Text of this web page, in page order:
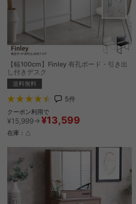
【幅100cm】Finley 有孔ボード・引き出
し付きデスク
送料無料
5件
クーポン利用で
¥15,999→ ¥13,599
在庫：△